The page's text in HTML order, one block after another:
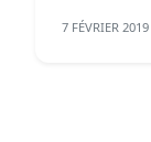
7 FÉVRIER 2019